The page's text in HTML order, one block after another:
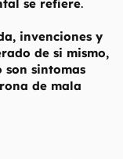
se refiere.
invenciones y
de si mismo,
son sintomas
de mala